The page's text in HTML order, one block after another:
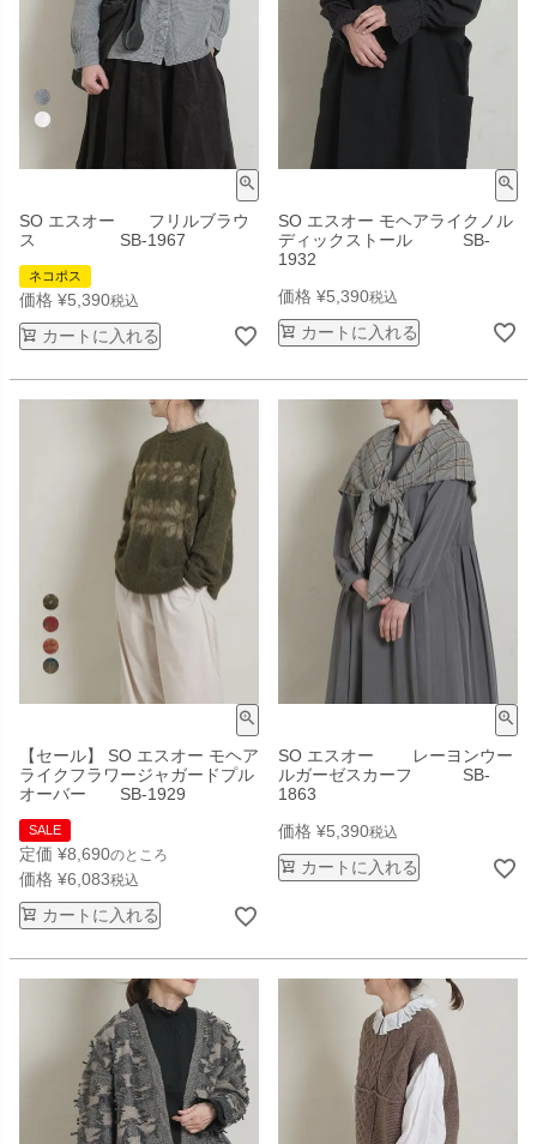
SO エスオー フリルブラウ
ス SB-1967
ネコポス
価格 ¥5,390税込
カートに入れる
SO エスオー モヘアライクノル
ディックストール SB-
1932
価格 ¥5,390税込
カートに入れる
【セール】 SO エスオー モヘア
ライクフラワージャガードプル
オーバー SB-1929
SALE
定価 ¥8,690のところ
価格 ¥6,083税込
カートに入れる
SO エスオー レーヨンウー
ルガーゼスカーフ SB-
1863
価格 ¥5,390税込
カートに入れる